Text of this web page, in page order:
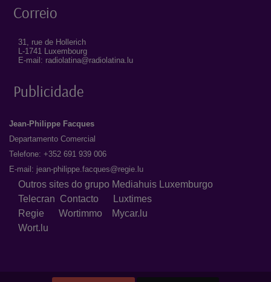
Correio
31, rue de Hollerich
L-1741 Luxembourg
E-mail: radiolatina@radiolatina.lu
Publicidade
Jean-Philippe Facques
Departamento Comercial
Telefone: +352 691 939 006
E-mail: jean-philippe.facques@regie.lu
Outros sites do grupo Mediahuis Luxemburgo
Telecran Contacto
Luxtimes
Regie Wortimmo
Mycar.lu
Wort.lu